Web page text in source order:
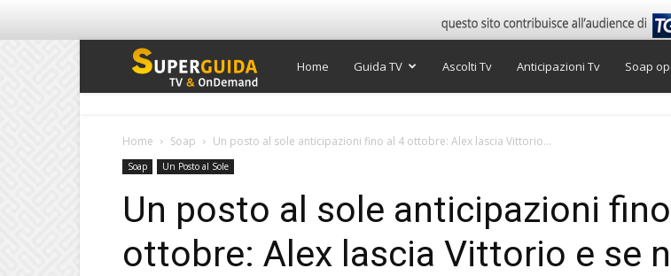
Super
Home Guida TV Ascolti Tv Anticipazioni Tv Soap
Home Soap Un posto al sole anticipazioni fino al 4 ottobre: Alex lascia Vittorio...
Soap Un Posto al Sole
Un posto al sole anticipazioni
ottobre: Alex lascia Vittorio e se